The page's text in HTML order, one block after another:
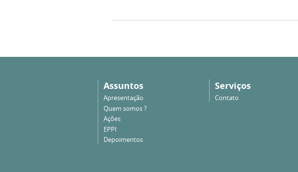
Assuntos
Apresentação
Quem somos ?
Ações
EPPI
Depoimentos
Serviços
Contato